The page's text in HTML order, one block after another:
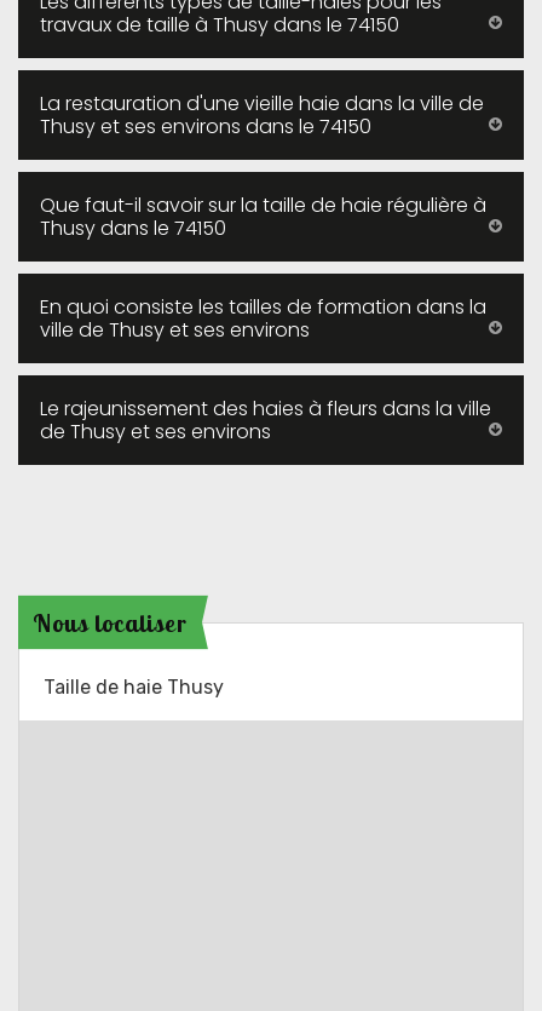
travaux de taille à Thusy dans le 74150
La restauration d'une vieille haie dans la ville de
Thusy et ses environs dans le 74150
Que faut-il savoir sur la taille de haie régulière à
Thusy dans le 74150
En quoi consiste les tailles de formation dans la
ville de Thusy et ses environs
Le rajeunissement des haies à fleurs dans la ville
de Thusy et ses environs
Nous localiser
Taille de haie Thusy